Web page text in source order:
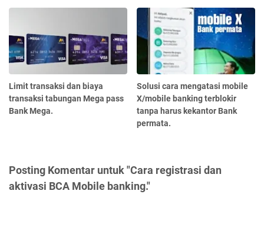
Limit transaksi dan biaya
transaksi tabungan Mega pass
Bank Mega.
Solusi cara mengatasi mobile
X/mobile banking terblokir
tanpa harus kekantor Bank
permata.
Posting Komentar untuk "Cara registrasi dan
aktivasi BCA Mobile banking."